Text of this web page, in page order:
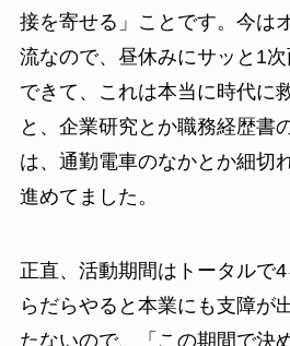
接を寄せる」ことです。今は
流なので、昼休みにサッと1
できて、これは本当に時代に
と、企業研究とか職務経歴書
は、通勤電車のなかとか細切
進めてました。
正直、活動期間はトータルで
らだらやると本業にも支障が
たないので、「この期間で決